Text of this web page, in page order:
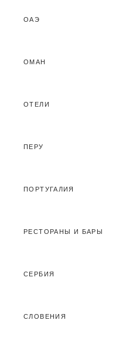
ОАЭ
ОМАН
ОТЕЛИ
ПЕРУ
ПОРТУГАЛИЯ
РЕСТОРАНЫ И БАРЫ
СЕРБИЯ
СЛОВЕНИЯ